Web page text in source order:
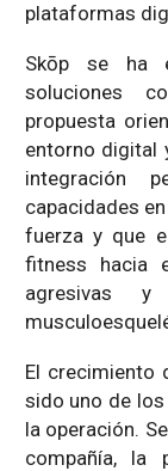
plataformas
Skōp se ha
soluciones
propuesta
entorno digital
integración
capacidades
fuerza y que
fitness hacia
agresivas
El crecimiento
sido uno de
la operación.
compañía, la